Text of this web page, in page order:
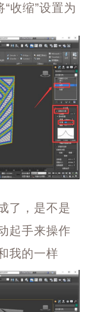
收缩”设置为
了，是不是
起手来操作
我的一样